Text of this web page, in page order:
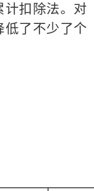
计扣除法。对
低了不少了个